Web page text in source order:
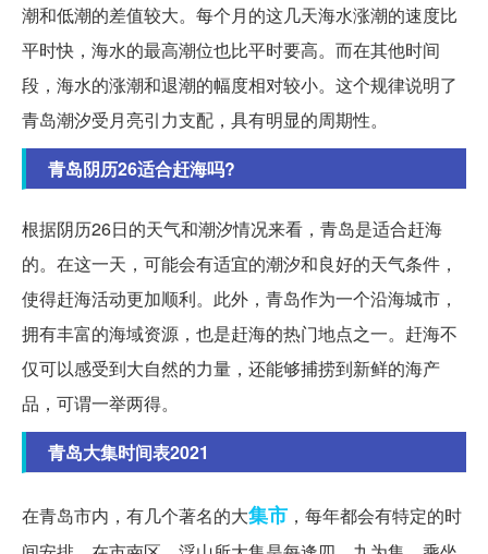
潮和低潮的差值较大。每个月的这几天海水涨潮的速度比
平时快，海水的最高潮位也比平时要高。而在其他时间
段，海水的涨潮和退潮的幅度相对较小。这个规律说明了
青岛潮汐受月亮引力支配，具有明显的周期性。
青岛阴历26适合赶海吗?
根据阴历26日的天气和潮汐情况来看，青岛是适合赶海
的。在这一天，可能会有适宜的潮汐和良好的天气条件，
使得赶海活动更加顺利。此外，青岛作为一个沿海城市，
拥有丰富的海域资源，也是赶海的热门地点之一。赶海不
仅可以感受到大自然的力量，还能够捕捞到新鲜的海产
品，可谓一举两得。
青岛大集时间表2021
在青岛市内，有几个著名的大集市 ，每年都会有特定的时